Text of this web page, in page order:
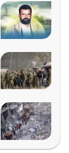
هل نحن من
وأعرض
يوليو 27, 2026
عندما يكون
فيه كثيرة
يوليو 26, 2026
أراد الله